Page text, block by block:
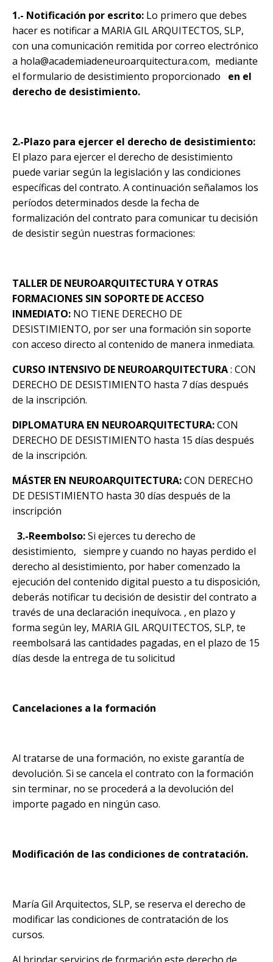
1.- Notificación por escrito: Lo primero que debes
hacer es notificar a MARIA GIL ARQUITECTOS, SLP,
con una comunicación remitida por correo electrónico
a hola@academiadeneuroarquitectura.com, mediante
el formulario de desistimiento proporcionado
en el
derecho de desistimiento.
2.-Plazo para ejercer el derecho de desistimiento:
El plazo para ejercer el derecho de desistimiento
puede variar según la legislación y las condiciones
específicas del contrato. A continuación señalamos los
períodos determinados desde la fecha de
formalización del contrato para comunicar tu decisión
de desistir según nuestras formaciones:
TALLER DE NEUROARQUITECTURA Y OTRAS
FORMACIONES SIN SOPORTE DE ACCESO
INMEDIATO: NO TIENE DERECHO DE
DESISTIMIENTO, por ser una formación sin soporte
con acceso directo al contenido de manera inmediata.
CURSO INTENSIVO DE NEUROARQUITECTURA: CON
DERECHO DE DESISTIMIENTO hasta 7 días después
de la inscripción.
DIPLOMATURA EN NEUROARQUITECTURA:CON
DERECHO DE DESISTIMIENTO hasta 15 días después
de la inscripción.
MÁSTER EN NEUROARQUITECTURA:CON DERECHO
DE DESISTIMIENTO hasta 30 días después de la
inscripción
3.-Reembolso:Si ejerces tu derecho de
desistimiento, siempre y cuando no hayas perdido el
derecho al desistimiento, por haber comenzado la
ejecución del contenido digital puesto a tu disposición,
deberás notificar tu decisión de desistir del contrato a
través de una declaración inequívoca. , en plazo y
forma según ley, MARIA GIL ARQUITECTOS, SLP, te
reembolsará las cantidades pagadas, en el plazo de 15
días desde la entrega de tu solicitud
Cancelaciones a la formación
Al tratarse de una formación, no existe garantía de
devolución. Si se cancela el contrato con la formación
sin terminar, no se procederá a la devolución del
importe pagado en ningún caso.
Modificación de las condiciones de contratación.
María Gil Arquitectos, SLP, se reserva el derecho de
modificar las condiciones de contratación de los
cursos.